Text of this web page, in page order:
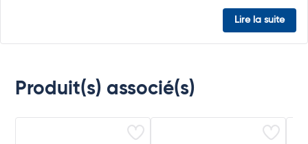
Lire la suite
Produit(s) associé(s)